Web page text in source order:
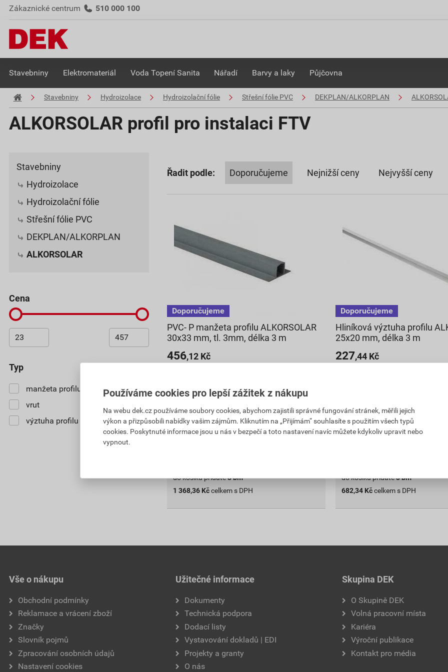
Zákaznické centrum 510 000 100
Stavebniny Elektromateriál Voda Topení Sanita Nářadí Barvy a laky Půjčovna
Stavebniny Hydroizolace Hydroizolační fólie Střešní fólie PVC DEKPLAN/ALKORPLAN
ALKORSOLAR profil pro instalaci FTV
Stavebniny
Hydroizolace
Hydroizolační fólie
Střešní fólie PVC
DEKPLAN/ALKORPLAN
ALKORSOLAR
typ
manžeta profilu
vrut
výztuha profilu
1
cena
Řadit podle: Doporučujeme Nejnižší ceny Nejvyšší ceny
PVC- P manžeta profilu ALKORSOLAR
30x33 mm, tl. 3mm, délka 3 m
456,12 Kč
1 368,36Kč
cena za ks s DPH
V centrálním skladu
Můžete mít 11. 8. v prodejně
do košíku přidáte3bm
1 368,36 Kč celkem s DPH
Hliníková výztuha profilu
25x20 mm, délka 3 m
227,44 Kč
cena za ks s DPH
V centrálním skladu
Můžete mít 11. 8. v prodejně
do košíku přidáte3bm
682,34 Kčcelkem s DPH
Vše o nákupu
Obchodní podmínky
Reklamace a vrácení zboží
Značky
Slovník pojmů
Zpracování osobních údajů
Nastavení cookies
Užitečné informace
Dokumenty
Technická podpora
Dodací listy
Vystavování dokladů | EDI
Projekty a granty
O nás
Skupina DEK
O Skupině DEK
Volná pracovní místa
Kariéra
Výroční publikace
Kontakt pro média
Používáme cookies pro lepší zážitek z nákupu
Na webu dek.cz používáme soubory cookies, abychom zajistili správné fungování stránek, měřili jejich
výkon a přizpůsobili nabídky vašim zájmům. Kliknutím na „Přijímám“ souhlasíte s použitím všech typů
cookies. Poskytnuté informace jsou u nás v bezpečí a toto nastavení navíc můžete kdykoliv upravit nebo
vypnout.